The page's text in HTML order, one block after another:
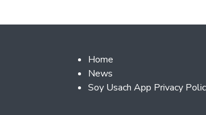
Footer 2
Home
News
Soy Usach App Privacy